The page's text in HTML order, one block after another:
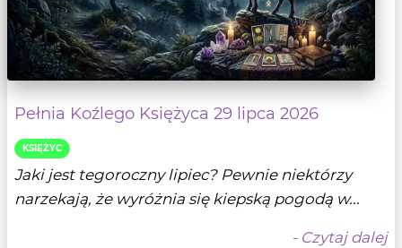
Pełnia Koźlego Księżyca 29 lipca 2026
KSIĘŻYC
Jaki jest tegoroczny lipiec? Pewnie niektórzy
narzekają, że wyróżnia się kiepską pogodą w...
- Czytaj dalej